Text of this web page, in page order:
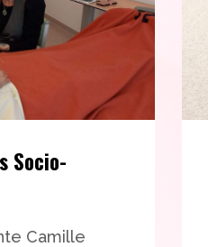
Socio-
Camille